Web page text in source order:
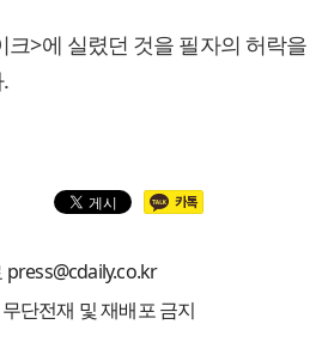
>에 실렸던 것을 필자의 허락을
단전재 및 재배포 금지